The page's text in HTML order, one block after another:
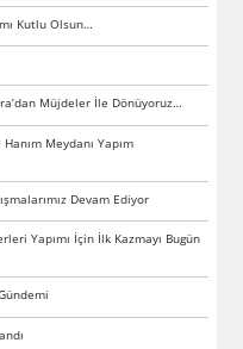
Kutlu Olsun…
Müjdeler İle Dönüyoruz…
Meydanı Yapım
Devam Ediyor
Yapımı İçin İlk Kazmayı Bugün